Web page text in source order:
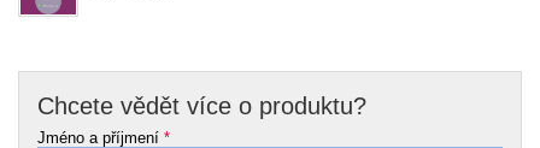
Chcete vědět více o produktu?
Jméno a příjmení *